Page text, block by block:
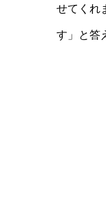
せてくれ
す」と答